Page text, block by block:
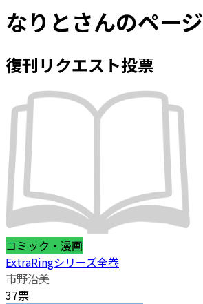
なりとさんのページ
復刊リクエスト投票
コミック・漫画
ExtraRingシリーズ全巻
市野治美
37票